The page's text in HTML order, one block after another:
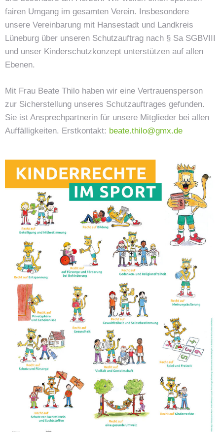
fairen Umgang im gesamten Verein. Insbesondere
unsere Vereinbarung mit Hansestadt und Landkreis
Lüneburg über unseren Schutzauftrag nach § Sa SGBVIII
und unser Kinderschutzkonzept unterstützen auf allen
Ebenen.
Mit Frau Beate Thilo haben wir eine Vertrauensperson
zur Sicherstellung unseres Schutzauftrages gefunden.
Sie ist Ansprechpartnerin für unsere Mitglieder bei allen
Auffälligkeiten. Erstkontakt: beate.thilo@gmx.de